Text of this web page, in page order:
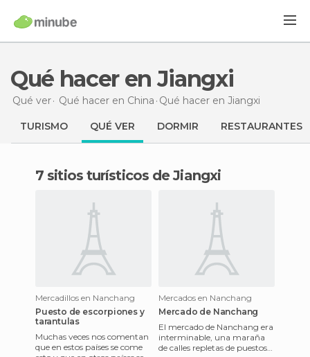
Qué hacer en Jiangxi
Qué ver Qué hacer en China Qué hacer en Jiangxi
TURISMO QUÉ VER DORMIR RESTAURANTES
7 sitios turísticos de Jiangxi
Mercadillos en Nanchang
Puesto de escorpiones y
tarantulas
Muchas veces nos comentan
que en estos países se come
Mercados en Nanchang
Mercado de Nanchang
El mercado de Nanchang era
interminable, una maraña
de calles repletas de puestos